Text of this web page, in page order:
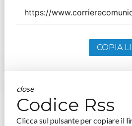
COPIA
close
Codice Rss
Clicca sul pulsante per copiare il